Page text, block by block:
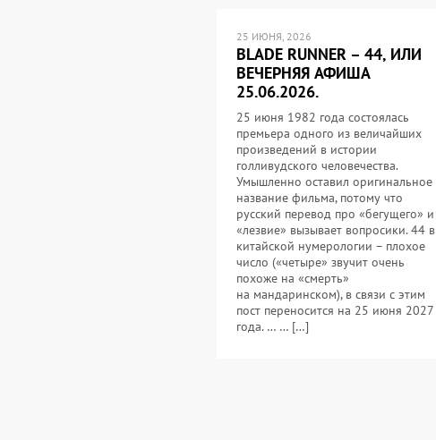
25 ИЮНЯ, 2026
BLADE RUNNER – 44, ИЛИ
ВЕЧЕРНЯЯ АФИША
25.06.2026.
25 июня 1982 года состоялась
премьера одного из величайших
произведений в истории
голливудского человечества.
Умышленно оставил оригинальное
название фильма, потому что
русский перевод про «бегущего» и
«лезвие» вызывает вопросики. 44 в
китайской нумерологии – плохое
число («четыре» звучит очень
похоже на «смерть»
на мандаринском), в связи с этим
пост переносится на 25 июня 2027
года. … … […]